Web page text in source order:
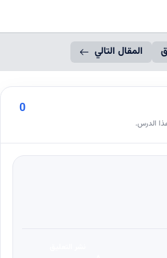
المقال التالي
الدرس.
0